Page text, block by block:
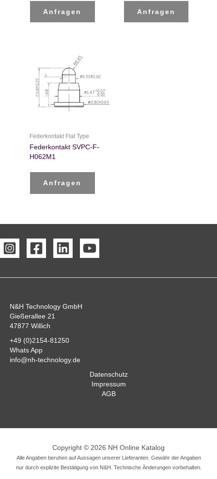
Anfragen Anfragen
Federkontakt Flat Type
Federkontakt SVPC-F-
H062M1
Anfragen
N&H Technology GmbH
Gießerallee 21
47877 Willich
+49 (0)2154-81250
Whats App
info@nh-technology.de
Datenschutz
Impressum
AGB
Copyright © 2026 NH Online Katalog
Alle Angaben beruhen auf Aussagen unserer Lieferanten. Gewähr der Angaben
nur durch explizite Bestätigung von N&H. Technische Änderungen vorbehalten.